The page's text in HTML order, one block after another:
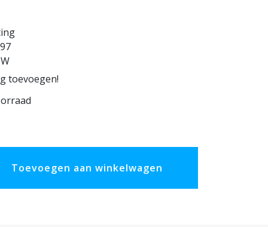
toevoegen!
Toevoegen aan winkelwagen